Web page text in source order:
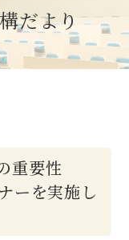
だより
重要性
ーを実施し